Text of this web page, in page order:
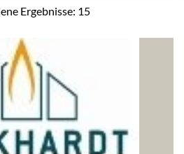
Ergebnisse: 15